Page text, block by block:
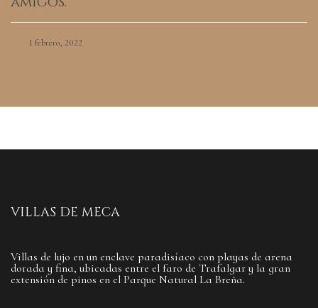
1 febrero, 2022
VILLAS DE MECA
Villas de lujo en un enclave paradisíaco con playas de arena
dorada y fina, ubicadas entre el faro de Trafalgar y la gran
extensión de pinos en el Parque Natural La Breña.